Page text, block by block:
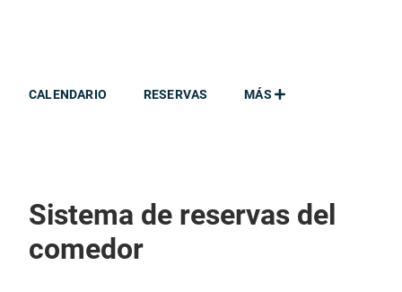
MÁS
CALENDARIO RESERVAS
Sistema de reservas del
comedor